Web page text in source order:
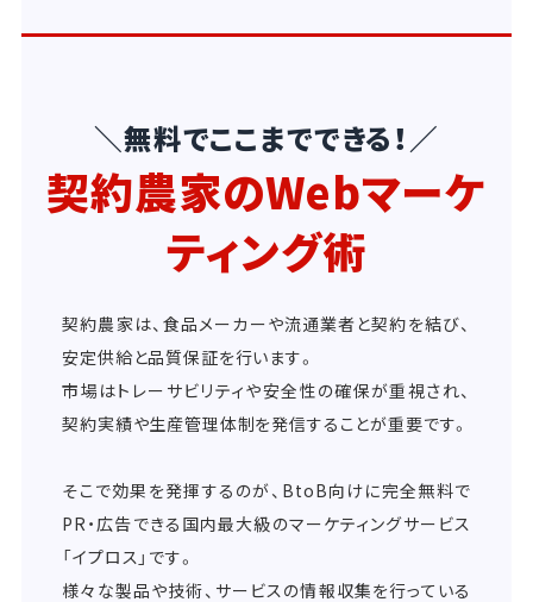
＼無料でここまでできる！／
契約農家のWebマーケ
ティング術
契約農家は、食品メーカーや流通業者と契約を結び、
安定供給と品質保証を行います。
市場はトレーサビリティや安全性の確保が重視され、
契約実績や生産管理体制を発信することが重要です。
そこで効果を発揮するのが、BtoB向けに完全無料で
PR・広告できる国内最大級のマーケティングサービス
「イプロス」です。
様々な製品や技術、サービスの情報収集を行っている